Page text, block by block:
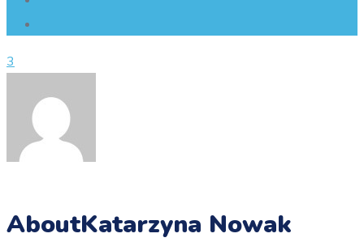
3
AboutKatarzyna Nowak